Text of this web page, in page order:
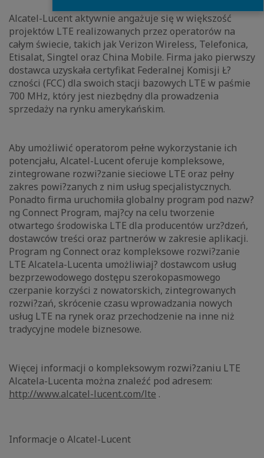
Alcatel-Lucent aktywnie angażuje się w większość
projektów LTE realizowanych przez operatorów na
całym świecie, takich jak Verizon Wireless, Telefonica,
Etisalat, Singtel oraz China Mobile. Firma jako pierwszy
dostawca uzyskała certyfikat Federalnej Komisji Ł?
czności (FCC) dla swoich stacji bazowych LTE w paśmie
700 MHz, który jest niezbędny dla prowadzenia
sprzedaży na rynku amerykańskim.
Aby umożliwić operatorom pełne wykorzystanie ich
potencjału, Alcatel-Lucent oferuje kompleksowe,
zintegrowane rozwi?zanie sieciowe LTE oraz pełny
zakres powi?zanych z nim usług specjalistycznych.
Ponadto firma uruchomiła globalny program pod nazw?
ng Connect Program, maj?cy na celu tworzenie
otwartego środowiska LTE dla producentów urz?dzeń,
dostawców treści oraz partnerów w zakresie aplikacji.
Program ng Connect oraz kompleksowe rozwi?zanie
LTE Alcatela-Lucenta umożliwiaj? dostawcom usług
bezprzewodowego dostępu szerokopasmowego
czerpanie korzyści z nowatorskich, zintegrowanych
rozwi?zań, skrócenie czasu wprowadzania nowych
usług LTE na rynek oraz przechodzenie na inne niż
tradycyjne modele biznesowe.
Więcej informacji o kompleksowym rozwi?zaniu LTE
Alcatela-Lucenta można znaleźć pod adresem:
http://www.alcatel-lucent.com/lte .
Informacje o Alcatel-Lucent